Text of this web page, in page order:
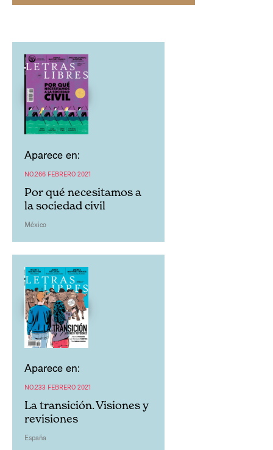
Aparece en:
NO.266 FEBRERO 2021
Por qué necesitamos a
la sociedad civil
México
Aparece en:
NO.233 FEBRERO 2021
La transición. Visiones y
revisiones
España